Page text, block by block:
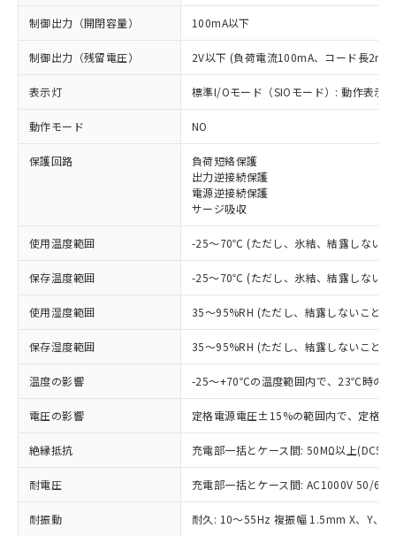
制御出力（開閉容量） 100mA以下
制御出力（残留電圧） 2V以下 (負荷電流100mA、コード長2m
表示灯 標準I/Oモード（SIOモード）: 動作表示
動作モード NO
保護回路
負荷短絡保護
出力逆接続保護
電源逆接続保護
サージ吸収
使用温度範囲 -25～70℃ (ただし、氷結、結露しないこ
保存温度範囲 -25～70℃ (ただし、氷結、結露しないこ
使用湿度範囲 35～95%RH (ただし、結露しないこと)
保存湿度範囲 35～95%RH (ただし、結露しないこと)
温度の影響 -25～+70℃の温度範囲内で、23℃時の
電圧の影響 定格電源電圧±15%の範囲内で、定格
絶縁抵抗 充電部一括とケース間: 50MΩ以上
耐電圧 充電部一括とケース間: AC1000V 50/
耐振動 耐久: 10～55Hz 複振幅 1.5mm X、Y、Z
ご利用条件
ご利用ください。
本サービスは、当社制御機器事業取扱
商品の当社在庫状況および標準価格
(税抜)を提供させていただくもので
本サービスの対象外となる商品もある
ことをご了承ください。
在庫状況および標準価格照会結果は、
※1 対応状況
対応済み：EU RoHS指令（10物質）の
非含有に対応した製品が提供可能な商品で
す。
有に対応した製品に切り替える予定のある
商品です。
対応予定なし：EU RoHS指令（10物質）の
非含有に非対応の商品で、対応品を出す予
調査・確認中：EU RoHS指令（10物質）の
非含有の対応状況を調査中または確認中の
商品です。
非該当品：ライセンス料など無形物で、有
害物質有無と関係のない商品です。
仕入先様の事情により、非含有部品として
いたものが、含有品と判明した場合などや
※1 中国RoHS○×表
「○」：最大均質材料含有率が中国RoHSの
基準値以下であることを示します。
「×」：最大均質材料含有率が中国RoHSの
基準値を超えていることを示します。
「－」：未確認です。当社販売部門へお問
当社は、これら貴社製品のうち、外国
為替および外国貿易法に定める商品